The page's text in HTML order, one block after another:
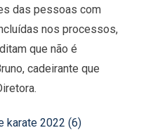
das pessoas com
nos processos,
que não é
cadeirante que